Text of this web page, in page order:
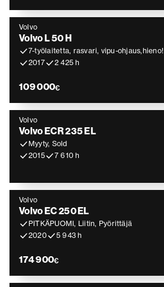
Volvo
Volvo L 50 H
7-työlaitetta, rasvari, vipu-ohjaus,hieno!
2017
2 425 h
109 000€
Volvo
Volvo ECR 235 EL
Myyty, Sold
2015
7 610 h
Volvo
Volvo EC 250 EL
PITKÄPUOMI, Liitin, Pyörittäjä
2020
5 943 h
174 900€